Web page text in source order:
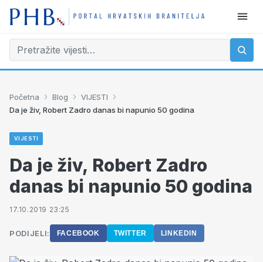
Početna › Blog › VIJESTI ›
Da je živ, Robert Zadro danas bi napunio 50 godina
VIJESTI
Da je živ, Robert Zadro
danas bi napunio 50 godina
17.10.2019 23:25
PODIJELI: FACEBOOK TWITTER LINKEDIN